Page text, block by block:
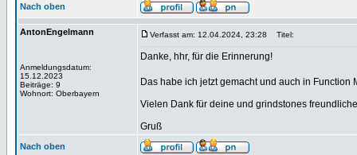
Nach oben
AntonEngelmann
Anmeldungsdatum:
15.12.2023
Beiträge: 9
Wohnort: Oberbayern
Verfasst am: 12.04.2024, 23:28 Titel:
Danke, hhr, für die Erinnerung!
Das habe ich jetzt gemacht und auch in
Vielen Dank für deine und grindstones
Gruß
Nach oben